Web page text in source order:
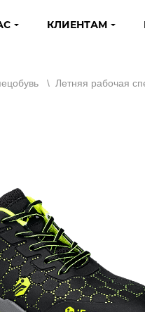
КЛИЕНТАМ
\ Летняя рабочая